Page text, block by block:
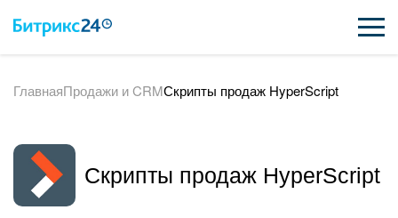
ВОЗМОЖНОСТИ
ИНТЕГРАЦИИ
ГлавнаяПродажи и CRMСкрипты продаж HyperScript
Скрипты продаж HyperScript